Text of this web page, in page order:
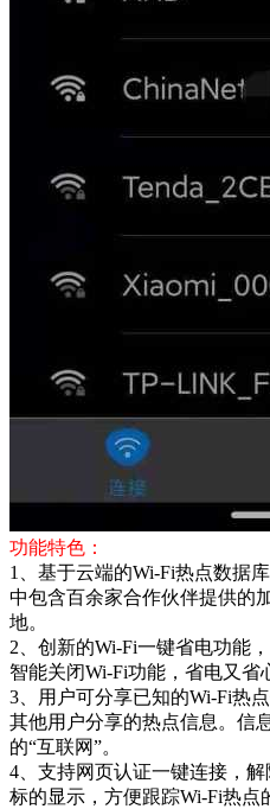
功能特色：
1、基于云端的Wi-Fi热点数据
中包含百余家合作伙伴提供的
地。
2、创新的Wi-Fi一键省电功能
智能关闭Wi-Fi功能，省电又省
3、用户可分享已知的Wi-Fi热
其他用户分享的热点信息。信
的“互联网”。
4、支持网页认证一键连接，
标的显示，方便跟踪Wi-Fi热点